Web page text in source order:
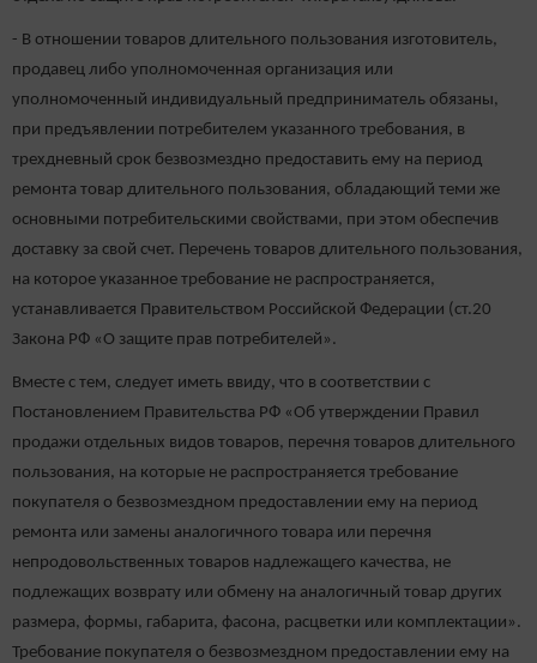
- В отношении товаров длительного пользования изготовитель,
продавец либо уполномоченная организация или
уполномоченный индивидуальный предприниматель обязаны,
при предъявлении потребителем указанного требования, в
трехдневный срок безвозмездно предоставить ему на период
ремонта товар длительного пользования, обладающий теми же
основными потребительскими свойствами, при этом обеспечив
доставку за свой счет. Перечень товаров длительного пользования,
на которое указанное требование не распространяется,
устанавливается Правительством Российской Федерации (ст.20
Закона РФ «О защите прав потребителей».
Вместе с тем, следует иметь ввиду, что в соответствии с
Постановлением Правительства РФ «Об утверждении Правил
продажи отдельных видов товаров, перечня товаров длительного
пользования, на которые не распространяется требование
покупателя о безвозмездном предоставлении ему на период
ремонта или замены аналогичного товара или перечня
непродовольственных товаров надлежащего качества, не
подлежащих возврату или обмену на аналогичный товар других
размера, формы, габарита, фасона, расцветки или комплектации».
Требование покупателя о безвозмездном предоставлении ему на